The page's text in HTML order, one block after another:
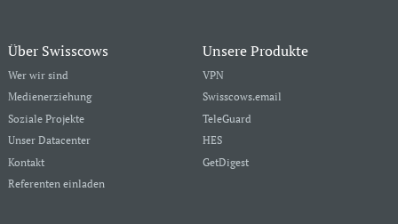
Über Swisscows
Wer wir sind
Medienerziehung
Soziale Projekte
Unser Datacenter
Kontakt
Referenten einladen
Unsere Produkte
VPN
Swisscows.email
TeleGuard
HES
GetDigest